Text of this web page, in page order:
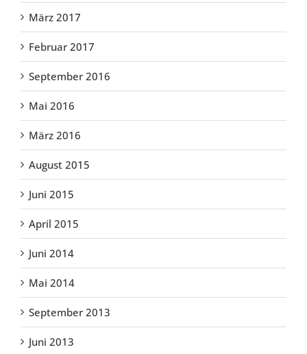
März 2017
Februar 2017
September 2016
Mai 2016
März 2016
August 2015
Juni 2015
April 2015
Juni 2014
Mai 2014
September 2013
Juni 2013